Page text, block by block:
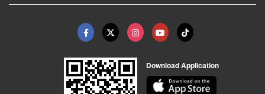
Download Application